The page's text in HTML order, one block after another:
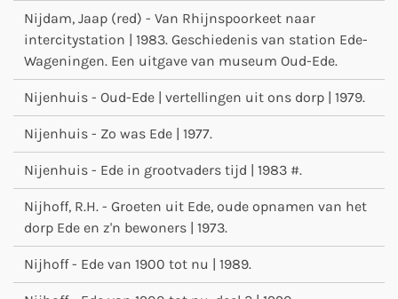
Nijdam, Jaap (red) - Van Rhijnspoorkeet naar
intercitystation | 1983. Geschiedenis van station Ede-
Wageningen. Een uitgave van museum Oud-Ede.
Nijenhuis - Oud-Ede | vertellingen uit ons dorp | 1979.
Nijenhuis - Zo was Ede | 1977.
Nijenhuis - Ede in grootvaders tijd | 1983 #.
Nijhoff, R.H. - Groeten uit Ede, oude opnamen van het
dorp Ede en z'n bewoners | 1973.
Nijhoff - Ede van 1900 tot nu | 1989.